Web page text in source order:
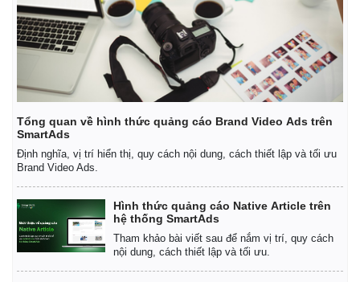
Tổng quan về hình thức quảng cáo Brand Video Ads trên
SmartAds
Định nghĩa, vị trí hiển thị, quy cách nội dung, cách thiết lập và tối ưu
Brand Video Ads.
Hình thức quảng cáo Native Article trên
hệ thống SmartAds
Tham khảo bài viết sau để nắm vị trí, quy cách
nội dung, cách thiết lập và tối ưu.